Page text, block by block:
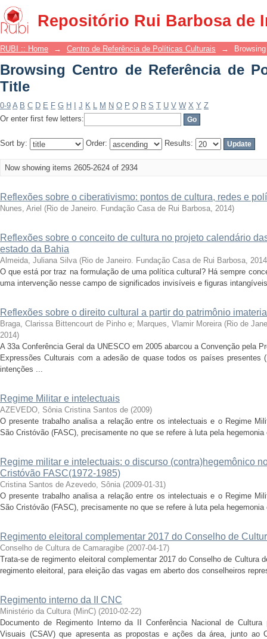
Repositório Rui Barbosa de
Browsing Centro de Referência de
RUBI :: Home → Centro de Referência de Políticas Culturais →
Browsing Centro de Referência de
Title
0-9 A B C D E F G H J K L M N O P Q R S T U V W X Y Z
Or enter first few letters:
Sort by: Order: Results:
Now showing items 2605-2624 of 2934
Reflexões sobre o ciberativismo: pontos de cultura, redes e
Nunes, Ariel (Rio de Janeiro. Fundação Casa de Rui Barbosa, 2014)
Reflexões sobre o conceito de cultura no projeto calendário
estado da Bahia
Almeida, Juliana Silva (Rio de Janeiro. Fundação Casa de Rui Barbosa, 2014
O que está por traz na formulação de uma política cultural? Há sempre
uma intervenção nesse campo de significados invisíveis e figuras
Reflexões sobre o direito cultural a partir do patrimônio
Braga, Clarissa Bittencourt de Pinho e; Marques, Vlamir Moreira (Rio de
2014)
A 33a Conferência Geral da UNESCO em 2005 abarcou a Convenção pela
Expressões Culturais com a adesão de quase todos os países presentes
intenções ...
Regime Militar e intelectuais
AZEVEDO, Sônia Cristina Santos de (2009)
O presente trabalho analisa a relação entre os intelectuais e o Regime
São Cristóvão (FASC), precisamente no que se refere à luta pela
Regime militar e intelectuais: o discurso (contra)hegemônico
Cristóvão FASC(1972-1985)
Cristina Santos de Azevedo, Sônia (2009-01-31)
O presente trabalho analisa a relação entre os intelectuais e o Regime
São Cristóvão (FASC), precisamente no que se refere à luta pela
Regimento eleitoral complementar 2017 do Conselho de
Conselho de Cultura de Camaragibe (2007-04-17)
Trata-se de regimento eleitoral complementar 2017 do Conselho de Cultura
regimento eleitoral, para eleição das vagas em aberto dos conselheiros
Regimento interno da II CNC
Ministério da Cultura (MinC) (2010-02-22)
Documento de Regimento Interno da II Conferência Nacional de
Visuais (CSAV) que apresenta as propostas e ações da área, junto ao